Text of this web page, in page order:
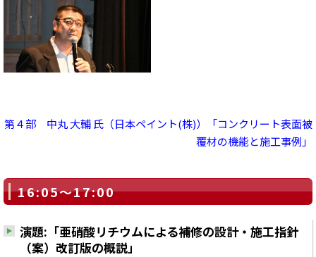
第４部 中丸 大輔 氏（日本ペイント(株)）「コンクリート表面被
覆材の機能と施工事例」
16:05～17:00
演題:「亜硝酸リチウムによる補修の設計・施工指針
（案）改訂版の概説」